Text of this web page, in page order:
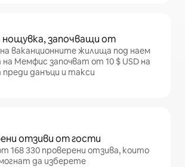
нощувка, започващи от
ваканционните жилища под наем
на Мемфис започват от 10 $ USD на
преди данъци и такси
отзиви от гости
168 330 проверени отзива, които
да изберете